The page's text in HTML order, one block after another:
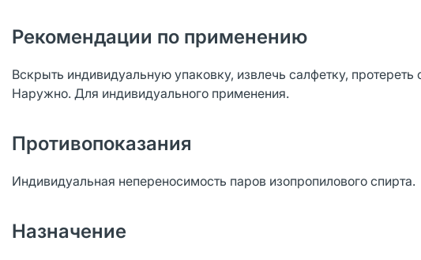
Рекомендации по применению
Вскрыть индивидуальную упаковку, извлечь салфетку,
Наружно. Для индивидуального применения.
Противопоказания
Индивидуальная непереносимость паров изопропилового спирта.
Назначение